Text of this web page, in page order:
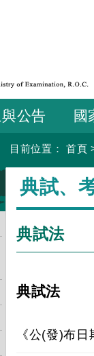
公告 國
目前位置： 首頁
:::
典試、
典試法
典試法
《公(發)布日